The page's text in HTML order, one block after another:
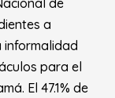
de
a
informalidad
para el
El 47.1% de